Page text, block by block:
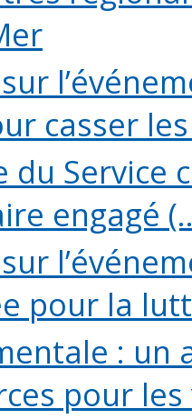
casser les
du Service
engagé
pour la
: un
pour